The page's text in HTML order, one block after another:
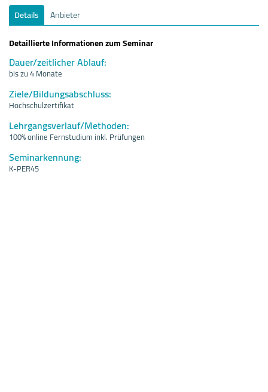
Details
Anbieter
Detaillierte Informationen zum Seminar
Dauer/zeitlicher Ablauf:
bis zu 4 Monate
Ziele/Bildungsabschluss:
Hochschulzertifikat
Lehrgangsverlauf/Methoden:
100% online Fernstudium inkl. Prüfungen
Seminarkennung:
K-PER45